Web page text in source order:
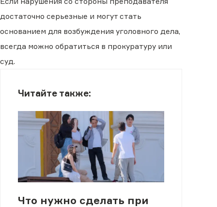
достаточно серьезные и могут стать
основанием для возбуждения уголовного дела,
всегда можно обратиться в прокуратуру или
суд.
Читайте также:
Что нужно сделать при